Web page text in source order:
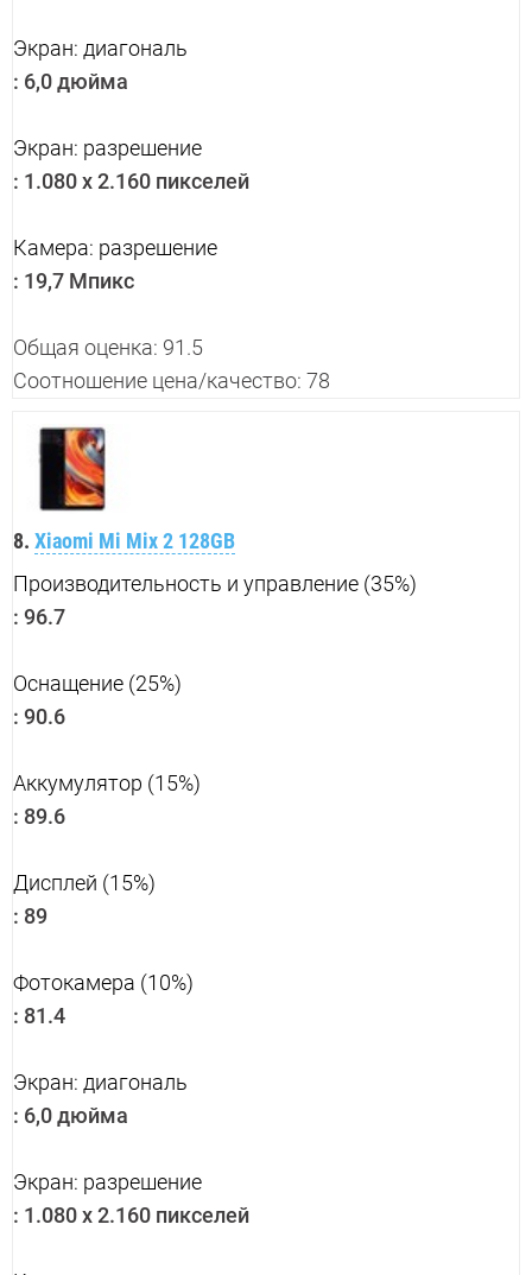
Экран: диагональ
: 6,0 дюйма
Экран: разрешение
: 1.080 x 2.160 пикселей
Камера: разрешение
: 19,7 Мпикс
Общая оценка: 91.5
Соотношение цена/качество: 78
8. Xiaomi Mi Mix 2 128GB
Производительность и управление (35%)
: 96.7
Оснащение (25%)
: 90.6
Аккумулятор (15%)
: 89.6
Дисплей (15%)
: 89
Фотокамера (10%)
: 81.4
Экран: диагональ
: 6,0 дюйма
Экран: разрешение
: 1.080 x 2.160 пикселей